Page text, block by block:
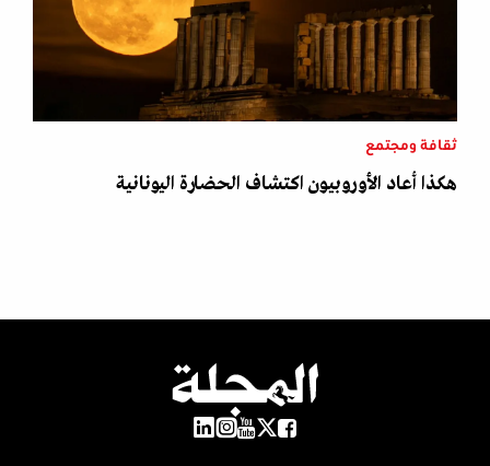
ثقافة ومجتمع
هكذا أعاد الأوروبيون اكتشاف الحضارة اليونانية